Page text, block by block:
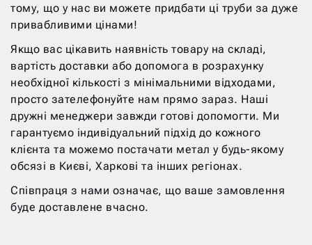
тому, що у нас ви можете придбати ці труби за дуже
привабливими цінами!
Якщо вас цікавить наявність товару на складі,
вартість доставки або допомога в розрахунку
необхідної кількості з мінімальними відходами,
просто зателефонуйте нам прямо зараз. Наші
дружні менеджери завжди готові допомогти. Ми
гарантуємо індивідуальний підхід до кожного
клієнта та можемо постачати метал у будь-якому
обсязі в Києві, Харкові та інших регіонах.
Співпраця з нами означає, що ваше замовлення
буде доставлене вчасно.